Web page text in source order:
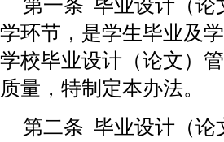
第一条 毕业设计（论
学环节，是学生毕业及
学校毕业设计（论文）
质量，特制定本办法。
第二条 毕业设计（论